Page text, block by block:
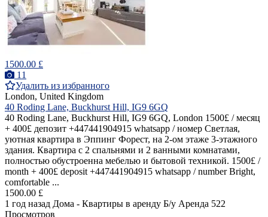
1500.00 £
11
Удалить из избранного
London, United Kingdom
40 Roding Lane, Buckhurst Hill, IG9 6GQ
40 Roding Lane, Buckhurst Hill, IG9 6GQ, London 1500£ / месяц
+ 400£ депозит +447441904915 whatsapp / номер Светлая,
уютная квартира в Эппинг Форест, на 2-ом этаже 3-этажного
здания. Квартира с 2 спальнями и 2 ванными комнатами,
полностью обустроенна мебелью и бытовой техникой. 1500£ /
month + 400£ deposit +447441904915 whatsapp / number Bright,
comfortable ...
1500.00 £
1 год назад Дома - Квартиры в аренду Б/у Аренда 522
Просмотров